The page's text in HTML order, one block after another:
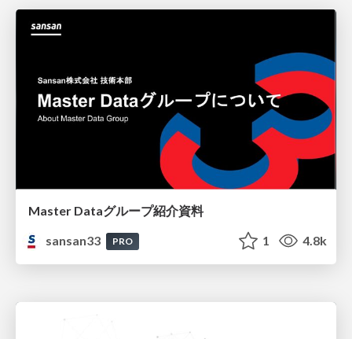
Master Dataグループ紹介資料
sansan33
PRO 1 4.8k